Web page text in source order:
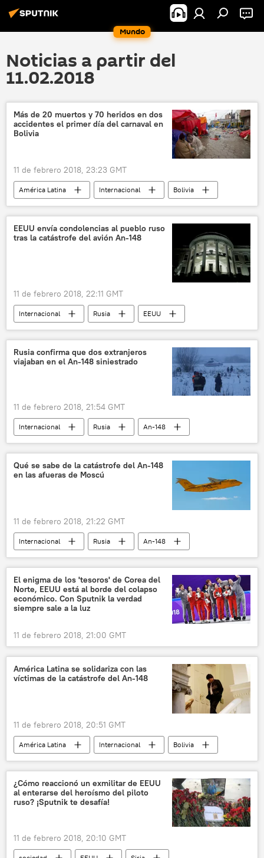
Mundo
Noticias a partir del
11.02.2018
Más de 20 muertos y 70 heridos en dos
accidentes el primer día del carnaval en
Bolivia
11 de febrero 2018, 23:23 GMT
América Latina Internacional
Bolivia
carnaval
noticias
EEUU envía condolencias al pueblo ruso
tras la catástrofe del avión An-148
11 de febrero 2018, 22:11 GMT
Internacional Rusia
EEUU
An-148
condolencias
El siniestro del avión An-148 a las afueras de Moscú
noticias
Rusia confirma que dos extranjeros
viajaban en el An-148 siniestrado
11 de febrero 2018, 21:54 GMT
Internacional Rusia
An-148
siniestro
El siniestro del avión An-148 a las afueras de Moscú
noticias
Qué se sabe de la catástrofe del An-148
en las afueras de Moscú
11 de febrero 2018, 21:22 GMT
Internacional Rusia
An-148
siniestro
avión
El siniestro del avión An-148 a las afueras de Moscú
noticias
El enigma de los 'tesoros' de Corea del
Norte, EEUU está al borde del colapso
económico. Con Sputnik la verdad
siempre sale a la luz
11 de febrero 2018, 21:00 GMT
América Latina se solidariza con las
víctimas de la catástrofe del An-148
11 de febrero 2018, 20:51 GMT
América Latina Internacional
Bolivia
Vladímir Putin
Evo Morales
An-148
El siniestro del avión An-148 a las afueras de Moscú
Rusia
noticias
¿Cómo reaccionó un exmilitar de EEUU
al enterarse del heroísmo del piloto
ruso? ¡Sputnik te desafía!
11 de febrero 2018, 20:10 GMT